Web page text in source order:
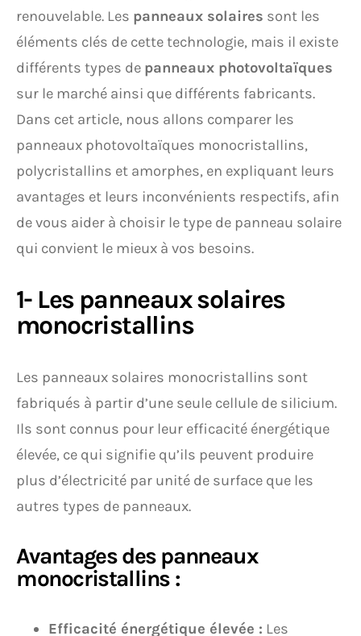
renouvelable. Les panneaux solaires sont les
éléments clés de cette technologie, mais il existe
différents types de panneaux photovoltaïques
sur le marché ainsi que différents fabricants.
Dans cet article, nous allons comparer les
panneaux photovoltaïques monocristallins,
polycristallins et amorphes, en expliquant leurs
avantages et leurs inconvénients respectifs, afin
de vous aider à choisir le type de panneau solaire
qui convient le mieux à vos besoins.
1- Les panneaux solaires
monocristallins
Les panneaux solaires monocristallins sont
fabriqués à partir d’une seule cellule de silicium.
Ils sont connus pour leur efficacité énergétique
élevée, ce qui signifie qu’ils peuvent produire
plus d’électricité par unité de surface que les
autres types de panneaux.
Avantages des panneaux
monocristallins :
Efficacité énergétique élevée : Les